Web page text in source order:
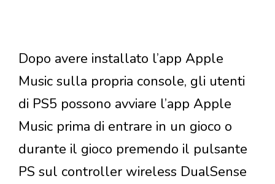
Dopo avere installato l’app Apple
Music sulla propria console, gli utenti
di PS5 possono avviare l’app Apple
Music prima di entrare in un gioco o
durante il gioco premendo il pulsante
PS sul controller wireless DualSense